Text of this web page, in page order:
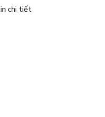
chi tiết